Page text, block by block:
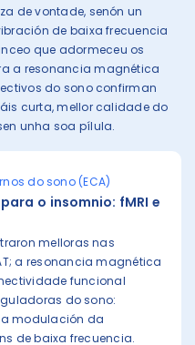
de vontade, senón un
de baixa frecuencia
que adormeceu os
a resonancia magnética
do sono confirman
curta, mellor calidade do
unha soa pílula.
do sono (ECA)
o insomnio: fMRI e
melloras nas
a resonancia magnética
funcional
do sono:
modulación da
de baixa frecuencia.